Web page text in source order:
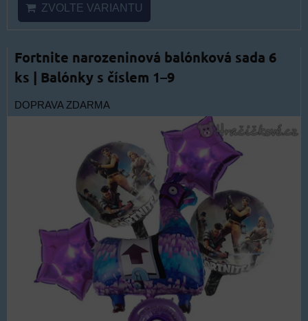
ZVOLTE VARIANTU
Fortnite narozeninová balónková sada 6
ks | Balónky s číslem 1–9
DOPRAVA ZDARMA